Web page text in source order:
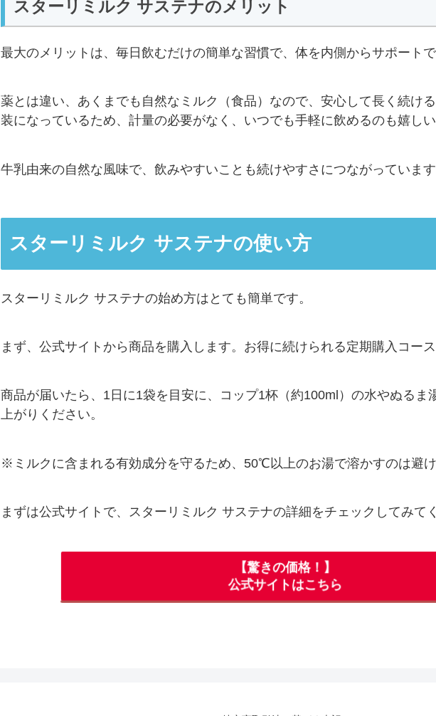
スターリミルク サステナのメリット
最大のメリットは、毎日飲むだけの簡単な習慣で、体を内側からサポートで
薬とは違い、あくまでも自然なミルク（食品）なので、安心して長く続け
装になっているため、計量の必要がなく、いつでも手軽に飲めるのも嬉しい
牛乳由来の自然な風味で、飲みやすいことも続けやすさにつながっています
スターリミルク サステナの使い方
スターリミルク サステナの始め方はとても簡単です。
まず、公式サイトから商品を購入します。お得に続けられる定期購入コー
商品が届いたら、1日に1袋を目安に、コップ1杯（約100ml）の水やぬるま
上がりください。
※ミルクに含まれる有効成分を守るため、50℃以上のお湯で溶かすのは避け
まずは公式サイトで、スターリミルク サステナの詳細をチェックしてみて
【驚きの価格！】
公式サイトはこちら